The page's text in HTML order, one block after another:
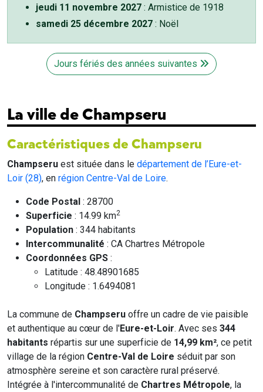
jeudi 11 novembre 2027 : Armistice de 1918
samedi 25 décembre 2027 : Noël
Jours fériés des années suivantes
La ville de Champseru
Caractéristiques de Champseru
Champseru est située dans le département de l’Eure-et-
Loir (28), en région Centre-Val de Loire.
Code Postal : 28700
Superficie : 14.99 km2
Population : 344 habitants
Intercommunalité : CA Chartres Métropole
Coordonnées GPS :
Latitude : 48.48901685
Longitude : 1.6494081
La commune de Champseru offre un cadre de vie paisible
et authentique au cœur de l'Eure-et-Loir. Avec ses 344
habitants répartis sur une superficie de 14,99 km², ce petit
village de la région Centre-Val de Loire séduit par son
atmosphère sereine et son caractère rural préservé.
Intégrée à l'intercommunalité de Chartres Métropole, la